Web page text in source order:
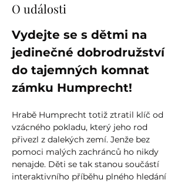
O události
Vydejte se s dětmi na
jedinečné dobrodružství
do tajemných komnat
zámku Humprecht!
Hrabě Humprecht totiž ztratil klíč od
vzácného pokladu, který jeho rod
přivezl z dalekých zemí. Jenže bez
pomoci malých zachránců ho nikdy
nenajde. Děti se tak stanou součástí
interaktivního příběhu plného hledání